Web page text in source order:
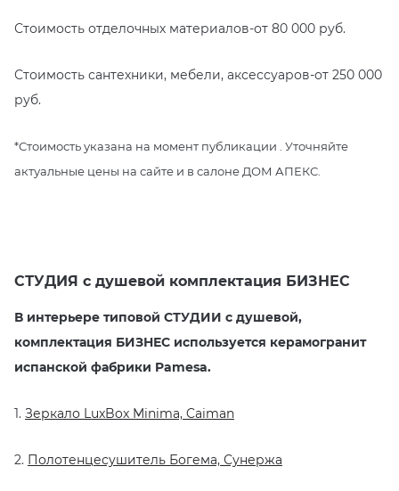
Стоимость отделочных материалов-от 80 000 руб.
Стоимость сантехники, мебели, аксессуаров-от 250 000
руб.
*Стоимость указана на момент публикации . Уточняйте
актуальные цены на сайте и в салоне ДОМ АПЕКС.
СТУДИЯ с душевой комплектация БИЗНЕС
В интерьере типовой СТУДИИ с душевой,
комплектация БИЗНЕС используется керамогранит
испанской фабрики Pamesa.
1. Зеркало LuxBox Minima, Caiman
2. Полотенцесушитель Богема, Сунержа